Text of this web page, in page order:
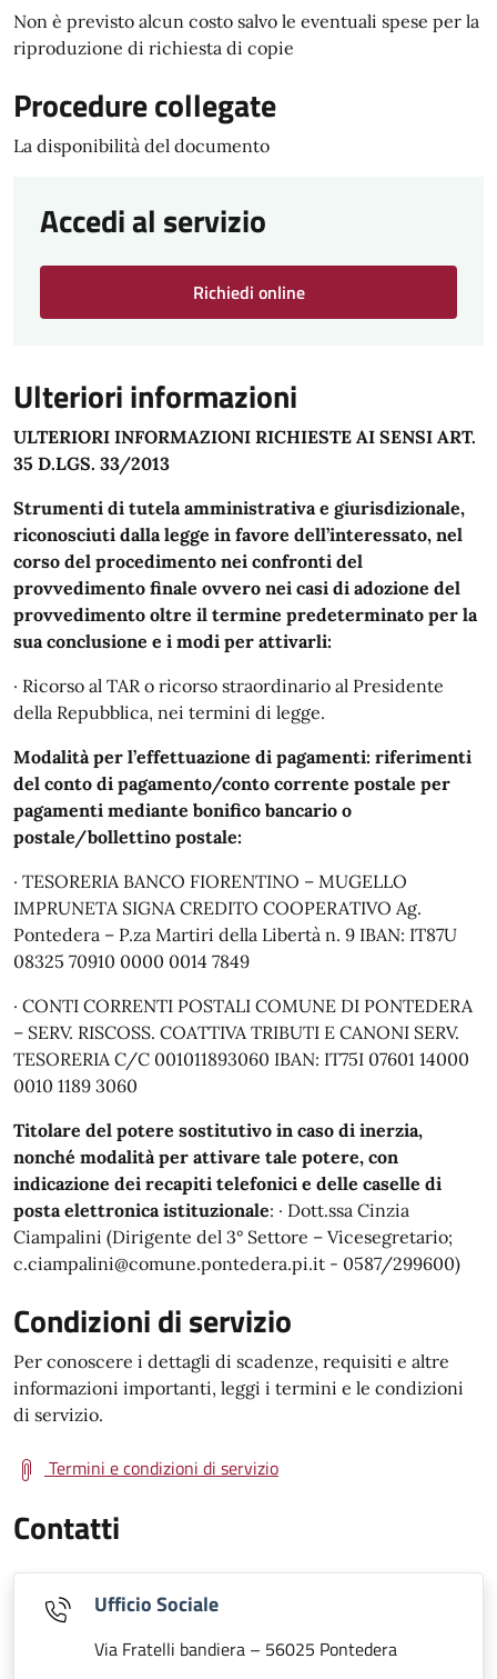
Non è previsto alcun costo salvo le eventuali spese per la
riproduzione di richiesta di copie
Procedure collegate
La disponibilità del documento
Accedi al servizio
Richiedi online
Ulteriori informazioni
ULTERIORI INFORMAZIONI RICHIESTE AI SENSI ART.
35 D.LGS. 33/2013
Strumenti di tutela amministrativa e giurisdizionale,
riconosciuti dalla legge in favore dell’interessato, nel
corso del procedimento nei confronti del
provvedimento finale ovvero nei casi di adozione del
provvedimento oltre il termine predeterminato per la
sua conclusione e i modi per attivarli:
· Ricorso al TAR o ricorso straordinario al Presidente
della Repubblica, nei termini di legge.
Modalità per l’effettuazione di pagamenti: riferimenti
del conto di pagamento/conto corrente postale per
pagamenti mediante bonifico bancario o
postale/bollettino postale:
· TESORERIA BANCO FIORENTINO – MUGELLO
IMPRUNETA SIGNA CREDITO COOPERATIVO Ag.
Pontedera – P.za Martiri della Libertà n. 9 IBAN: IT87U
08325 70910 0000 0014 7849
· CONTI CORRENTI POSTALI COMUNE DI PONTEDERA
– SERV. RISCOSS. COATTIVA TRIBUTI E CANONI SERV.
TESORERIA C/C 001011893060 IBAN: IT75I 07601 14000
0010 1189 3060
Titolare del potere sostitutivo in caso di inerzia,
nonché modalità per attivare tale potere, con
indicazione dei recapiti telefonici e delle caselle di
posta elettronica istituzionale: · Dott.ssa Cinzia
Ciampalini (Dirigente del 3° Settore – Vicesegretario;
c.ciampalini@comune.pontedera.pi.it - 0587/299600)
Condizioni di servizio
Per conoscere i dettagli di scadenze, requisiti e altre
informazioni importanti, leggi i termini e le condizioni
di servizio.
Termini e condizioni di servizio
Contatti
Ufficio Sociale
Via Fratelli bandiera – 56025 Pontedera